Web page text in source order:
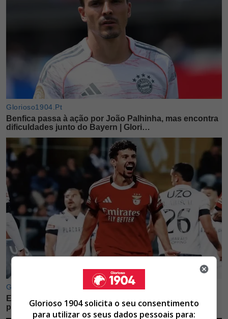
Glorioso 1904 solicita o seu consentimento
para utilizar os seus dados pessoais para: